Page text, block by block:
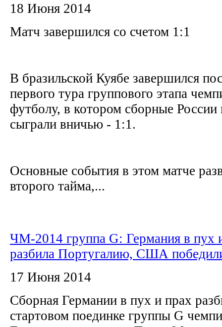
18 Июня 2014
Матч завершился со счетом 1:1
В бразильской Куябе завершился
первого тура группового этапа
футболу, в котором сборные
сыграли вничью - 1:1.
Основные события в этом матче
второго тайма,...
ЧМ-2014 группа G: Германия в пух
разбила Португалию, США
17 Июня 2014
Сборная Германии в пух и прах
стартовом поединке группы G